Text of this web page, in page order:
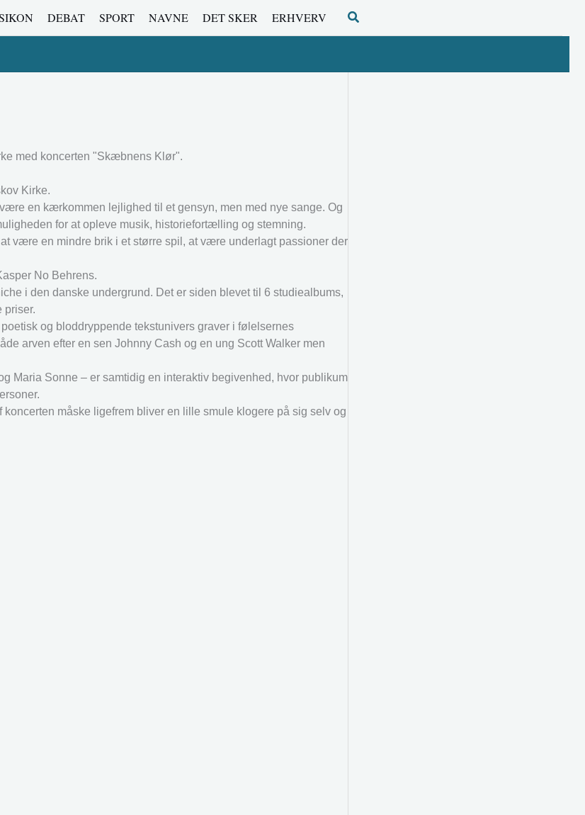
DEBAT SPORT NAVNE DET SKER ERHVERV Søg
med koncerten "Skæbnens Klør".
Kirke.
en kærkommen lejlighed til et gensyn, men med nye sange. Og
for at opleve musik, historiefortælling og stemning.
være en mindre brik i et større spil, at være underlagt passioner der
No Behrens.
i den danske undergrund. Det er siden blevet til 6 studiealbums,
priser.
og bloddryppende tekstunivers graver i følelsernes
arven efter en sen Johnny Cash og en ung Scott Walker men
Maria Sonne – er samtidig en interaktiv begivenhed, hvor publikum
måske ligefrem bliver en lille smule klogere på sig selv og